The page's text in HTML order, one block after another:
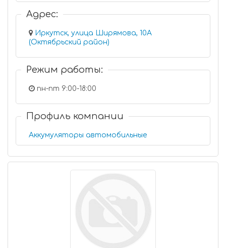
Адрес:
Иркутск, улица Ширямова, 10А
(Октябрьский район)
Режим работы:
пн-пт 9:00-18:00
Профиль компании
Аккумуляторы автомобильные